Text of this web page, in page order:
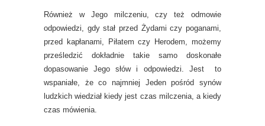
Również w Jego milczeniu, czy też odmowie
odpowiedzi, gdy stał przed Żydami czy poganami,
przed kapłanami, Piłatem czy Herodem, możemy
prześledzić dokładnie takie samo doskonałe
dopasowanie Jego słów i odpowiedzi. Jest to
wspaniałe, że co najmniej Jeden pośród synów
ludzkich wiedział kiedy jest czas milczenia, a kiedy
czas mówienia.